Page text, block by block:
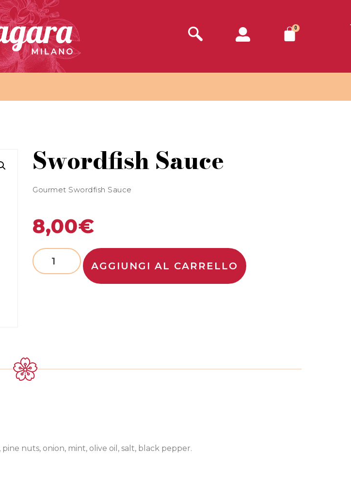
0
Swordfish Sauce
Gourmet Swordfish Sauce
8,00€
AGGIUNGI AL CARRELLO
nuts, onion, mint, olive oil, salt, black pepper.